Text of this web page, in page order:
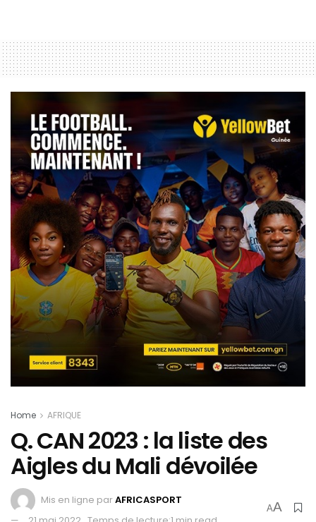
Home AFRIQUE
Q. CAN 2023 : la liste des
Aigles du Mali dévoilée
Mis en ligne parAFRICASPORT
AA